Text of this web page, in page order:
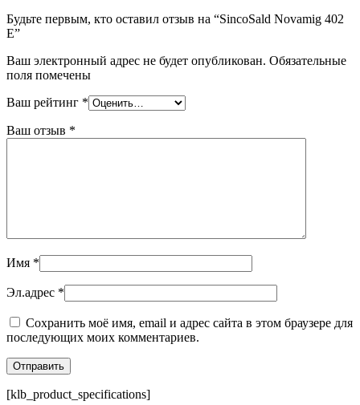
Будьте первым, кто оставил отзыв на “SincoSald Novamig 402
E”
Ваш электронный адрес не будет опубликован. Обязательные
поля помечены
Ваш рейтинг *
Ваш отзыв *
Имя *
Эл.адрес *
Сохранить моё имя, email и адрес сайта в этом браузере для
последующих моих комментариев.
[klb_product_specifications]